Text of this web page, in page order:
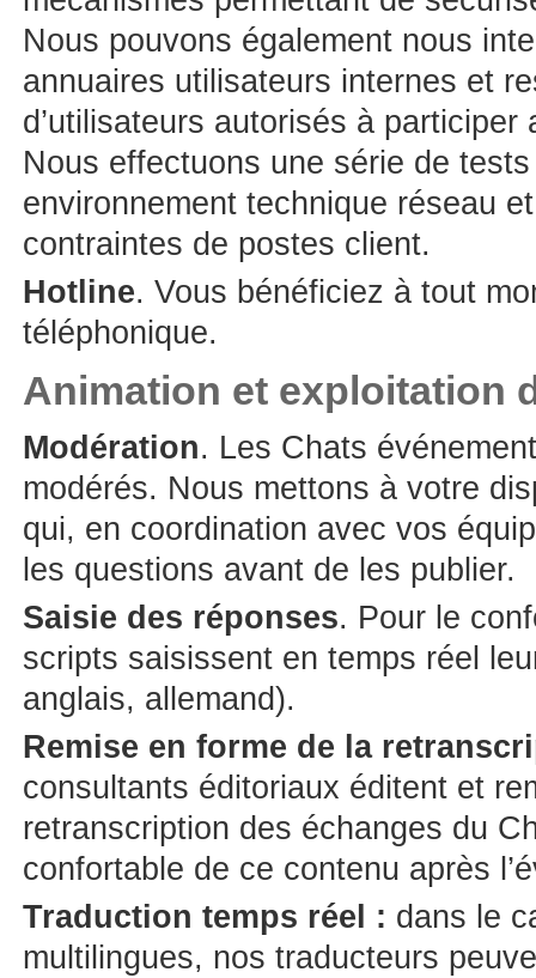
Nous pouvons également nous
annuaires utilisateurs internes et
d’utilisateurs autorisés à
Nous effectuons une série de
environnement technique réseau
contraintes de postes client.
Hotline. Vous bénéficiez à tout
téléphonique.
Animation et exploitation
Modération. Les Chats
modérés. Nous mettons à votre
qui, en coordination avec vos
les questions avant de les publier.
Saisie des réponses. Pour le
scripts saisissent en temps réel
anglais, allemand).
Remise en forme de la
consultants éditoriaux éditent et
retranscription des échanges du
confortable de ce contenu après
Traduction temps réel : dans le
multilingues, nos traducteurs